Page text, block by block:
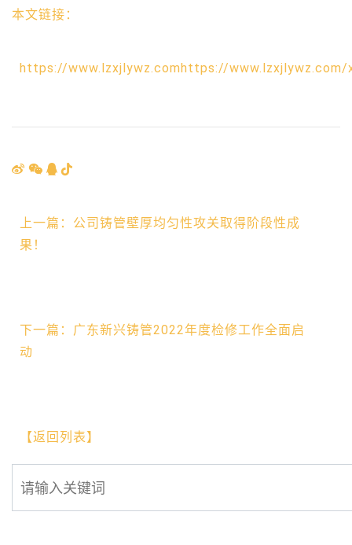
本文链接：
https://www.lzxjlywz.comhttps://www.lzxjlywz.com/
上一篇：公司铸管壁厚均匀性攻关取得阶段性成
果！
下一篇：广东新兴铸管2022年度检修工作全面启
动
【返回列表】